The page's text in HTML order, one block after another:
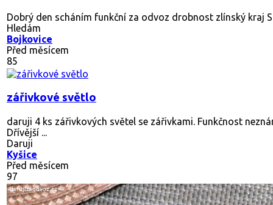
Dobrý den scháním funkční za odvoz drobnost zlínský kraj
Hledám
Bojkovice
Před měsícem
85
zářivkové světlo
daruji 4 ks zářivkových světel se zářivkami. Funkčnost
Dřívější ...
Daruji
Kyšice
Před měsícem
97